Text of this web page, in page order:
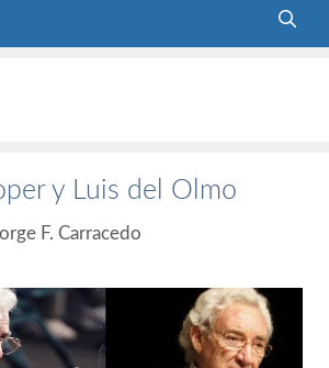
y Luis del Olmo
F. Carracedo